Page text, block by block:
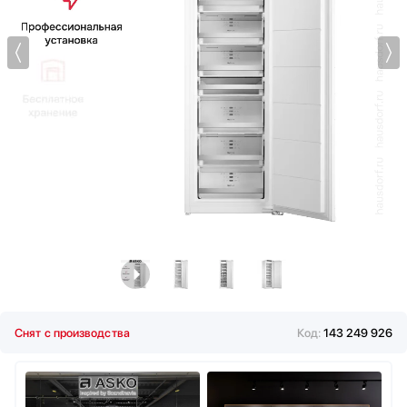
Мультиварки
Посудомоечные машины
Проф. аксессуары
Профессиональные посудомоечные машины
Системы кипячения воды AquaHot
Смесители
Kuppersberg
Kuppersbusch
Maunfeld
Mitsubishi Electric
Restart
Samsung
Signature Kitchen Suite
Smeg
Снят с производства Код: 143 249 926